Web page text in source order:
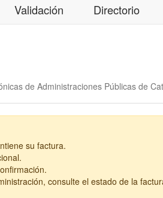
Validación Directorio
de Administraciones Públicas de
su factura.
consulte el estado de la